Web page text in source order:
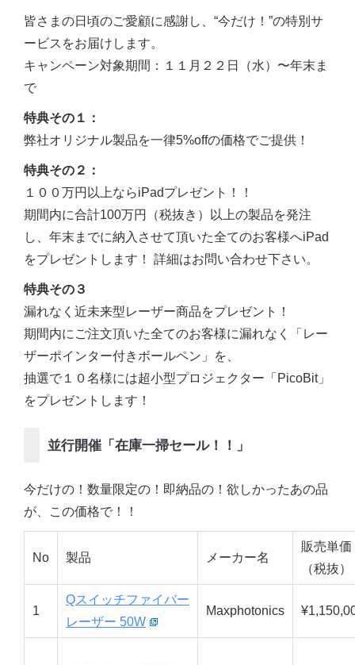
皆さまの日頃のご愛顧に感謝し、“今だけ！”の特別サ
ービスをお届けします。
キャンペーン対象期間：１１月２２日（水）〜年末ま
で
特典その１：
弊社オリジナル製品を一律5%offの価格でご提供！
特典その２：
１００万円以上ならiPadプレゼント！！
期間内に合計100万円（税抜き）以上の製品を発注
し、年末までに納入させて頂いた全てのお客様へiPad
をプレゼントします！ 詳細はお問い合わせ下さい。
特典その３
漏れなく近未来型レーザー商品をプレゼント！
期間内にご注文頂いた全てのお客様に漏れなく「レー
ザーポインター付きボールペン」を、
抽選で１０名様には超小型プロジェクター「PicoBit」
をプレゼントします！
並行開催「在庫一掃セール！！」
今だけの！数量限定の！即納品の！欲しかったあの品
が、この価格で！！
No 製品 メーカー名
販売単価
（税抜）
1
Qスイッチファイバー
レーザー 50W
Maxphotonics